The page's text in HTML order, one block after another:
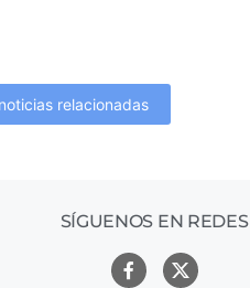
relacionadas
SÍGUENOS EN REDES